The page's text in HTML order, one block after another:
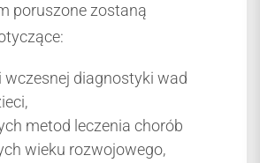
poruszone zostaną
wczesnej diagnostyki wad
metod leczenia chorób
wieku rozwojowego,